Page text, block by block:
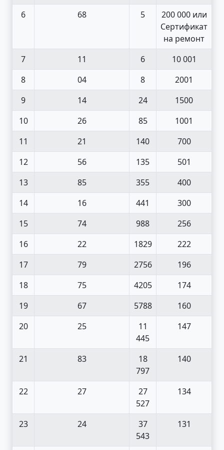
6
68 5
200 000 или
Сертификат
на ремонт
7
11 6
10 001
8
04 8
2001
9
14 24
1500
10
26 85
1001
11
21 140
700
12
56 135
501
13
85 355
400
14
16 441
300
15
74 988
256
16
22 1829
222
17
79 2756
196
18
75 4205
174
19
67 5788
160
20
25
11
445
147
21 83
18
797
140
22 27
27
527
134
23 24
37
543
131